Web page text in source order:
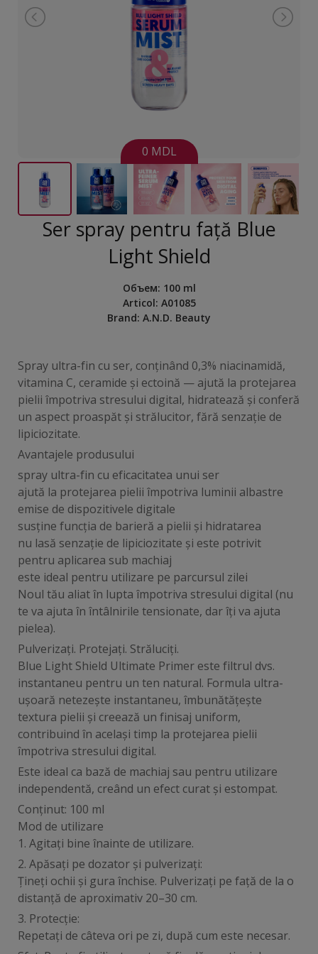
0 MDL
Ser spray pentru față Blue
Light Shield
Объем: 100 ml
Articol: A01085
Brand: A.N.D. Beauty
Spray ultra-fin cu ser, conținând 0,3% niacinamidă,
vitamina C, ceramide și ectoină — ajută la protejarea
pielii împotriva stresului digital, hidratează și conferă
un aspect proaspăt și strălucitor, fără senzație de
lipiciozitate.
Avantajele produsului
spray ultra-fin cu eficacitatea unui ser
ajută la protejarea pielii împotriva luminii albastre
emise de dispozitivele digitale
susține funcția de barieră a pielii și hidratarea
nu lasă senzație de lipiciozitate și este potrivit
pentru aplicarea sub machiaj
este ideal pentru utilizare pe parcursul zilei
Noul tău aliat în lupta împotriva stresului digital (nu
te va ajuta în întâlnirile tensionate, dar îți va ajuta
pielea).
Pulverizați. Protejați. Străluciți.
Blue Light Shield Ultimate Primer este filtrul dvs.
instantaneu pentru un ten natural. Formula ultra-
ușoară netezește instantaneu, îmbunătățește
textura pielii și creează un finisaj uniform,
contribuind în același timp la protejarea pielii
împotriva stresului digital.
Este ideal ca bază de machiaj sau pentru utilizare
independentă, creând un efect curat și estompat.
Conținut: 100 ml
Mod de utilizare
1. Agitați bine înainte de utilizare.
2. Apăsați pe dozator și pulverizați:
Țineți ochii și gura închise. Pulverizați pe față de la o
distanță de aproximativ 20–30 cm.
3. Protecție:
Repetați de câteva ori pe zi, după cum este necesar.